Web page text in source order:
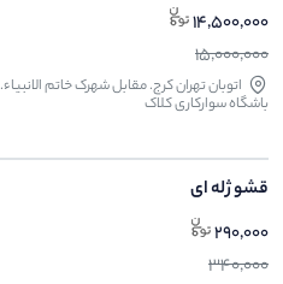
14,500,000
15,000,000
اتوبان تهران کرج. مقابل شهرک خاتم الانبیاء.
باشگاه سوارکاری کلاک
قشو ژله ای
290,000
340,000